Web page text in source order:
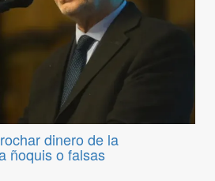
dinero de la
ñoquis o falsas